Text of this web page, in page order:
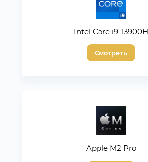
Intel Core i9-13900H
Смотреть
Apple M2 Pro